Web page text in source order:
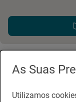
As Suas
Utilizamos